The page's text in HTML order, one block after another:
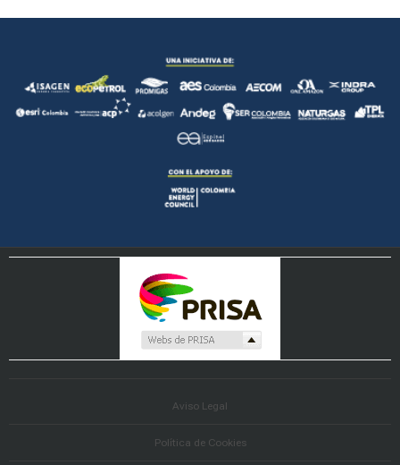
Aviso Legal
Política de Cookies